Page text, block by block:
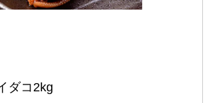
ダコ2kg